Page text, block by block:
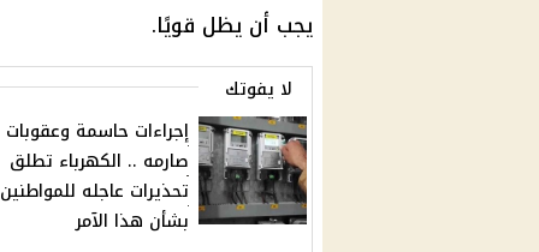
يجب أن يظل قويًا.
لا يفوتك
إجراءات حاسمة وعقوبات
صارمه .. الكهرباء تطلق
تحذيرات عاجله للمواطنين
بشأن هذا الآمر